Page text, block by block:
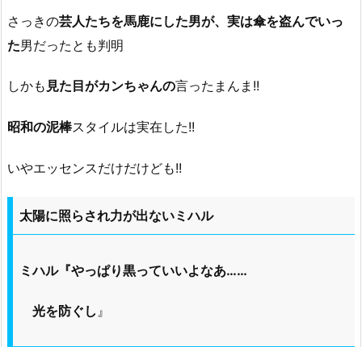
さっきの芸人たちを馬鹿にした男が、実は傘を盗んでいっ
た男だったとも判明
しかも 見た目がカンちゃんの言ったまんま!!
昭和の泥棒スタイルは実在した!!
いやエッセンスだけだけども!!
太陽に照らされ力が出ないミハル
ミハル『やっぱり黒っていいよなあ……
光を防ぐし 』